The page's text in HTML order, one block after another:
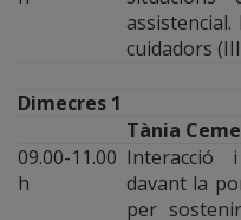
cuidadors
Dimecres 1
Tània
09.00-11.00
h
Interacció
davant la
per